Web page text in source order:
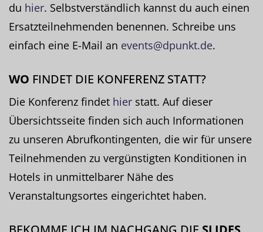
du hier. Selbstverständlich kannst du auch einen
Ersatzteilnehmenden benennen. Schreibe uns
einfach eine E-Mail an events@dpunkt.de.
WO FINDET DIE KONFERENZ STATT?
Die Konferenz findet hier statt. Auf dieser
Übersichtsseite finden sich auch Informationen
zu unseren Abrufkontingenten, die wir für unsere
Teilnehmenden zu vergünstigten Konditionen in
Hotels in unmittelbarer Nähe des
Veranstaltungsortes eingerichtet haben.